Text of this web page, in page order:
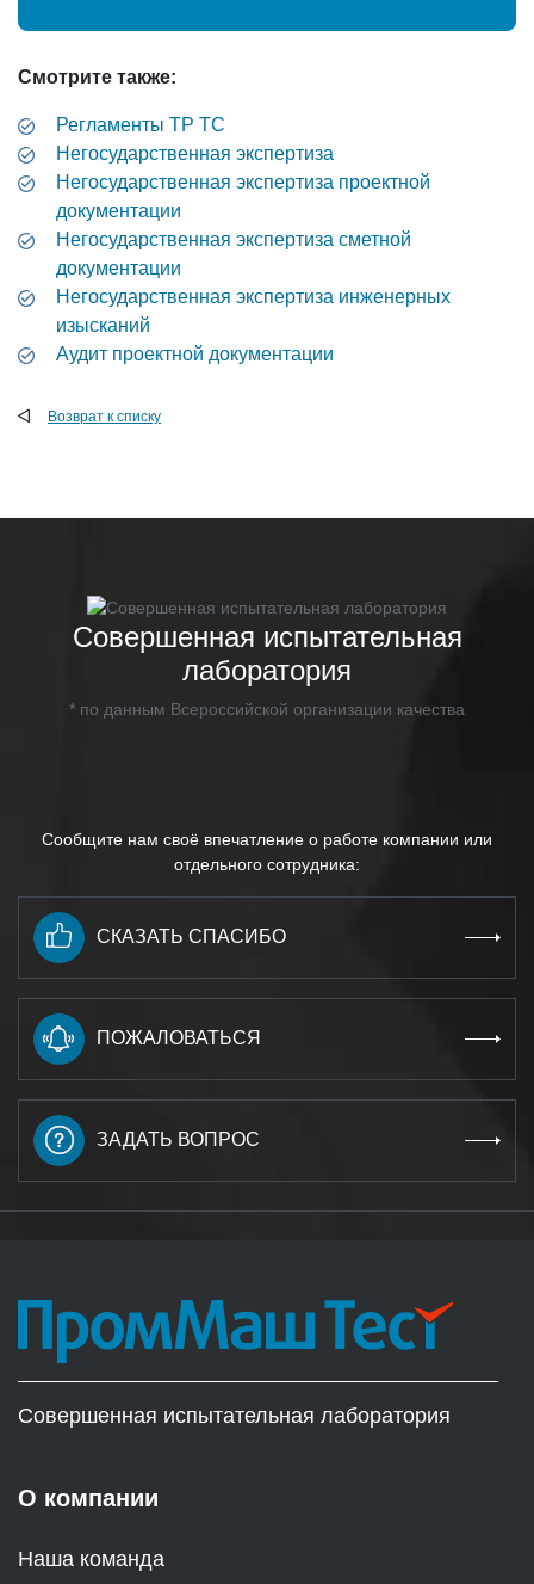
Смотрите также:
Регламенты ТР ТС
Негосударственная экспертиза
Негосударственная экспертиза проектной
документации
Негосударственная экспертиза сметной
документации
Негосударственная экспертиза инженерных
изысканий
Аудит проектной документации
Возврат к списку
Совершенная испытательная
лаборатория
* по данным Всероссийской организации качества
Сообщите нам своё впечатление о работе компании или
отдельного сотрудника:
СКАЗАТЬ СПАСИБО
ПОЖАЛОВАТЬСЯ
ЗАДАТЬ ВОПРОС
Совершенная испытательная лаборатория
О компании
Наша команда